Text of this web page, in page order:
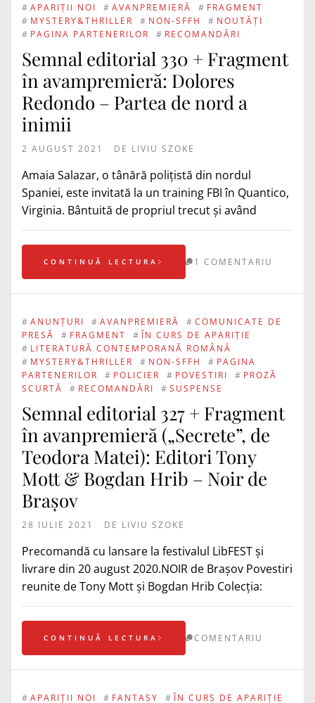
# APARIȚII NOI # AVANPREMIERĂ # FRAGMENT
# MYSTERY&THRILLER # NON-SFFH # NOUTĂȚI
# PAGINA PARTENERILOR # RECOMANDĂRI
Semnal editorial 330 + Fragment
în avampremieră: Dolores
Redondo – Partea de nord a
inimii
2 AUGUST 2021 DE LIVIU SZOKE
Amaia Salazar, o tânără polițistă din nordul
Spaniei, este invitată la un training FBI în Quantico,
Virginia. Bântuită de propriul trecut și având
CONTINUĂ LECTURA 1 COMENTARIU
# ANUNȚURI # AVANPREMIERĂ # COMUNICATE DE
PRESĂ
# FRAGMENT # ÎN CURS DE APARIȚIE
# LITERATURĂ CONTEMPORANĂ ROMÂNĂ
# MYSTERY&THRILLER # NON-SFFH # PAGINA
PARTENERILOR
# POLICIER # POVESTIRI # PROZĂ
SCURTĂ
# RECOMANDĂRI # SUSPENSE
Semnal editorial 327 + Fragment
în avanpremieră („Secrete”, de
Teodora Matei): Editori Tony
Mott & Bogdan Hrib – Noir de
Brașov
28 IULIE 2021 DE LIVIU SZOKE
Precomandă cu lansare la festivalul LibFEST și
livrare din 20 august 2020.NOIR de Brașov Povestiri
reunite de Tony Mott și Bogdan Hrib Colecția:
CONTINUĂ LECTURA COMENTARIU
# APARIȚII NOI # FANTASY # ÎN CURS DE APARIȚIE